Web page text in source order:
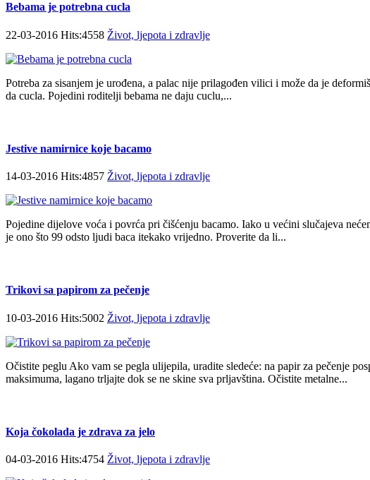
Bebama je potrebna cucla
22-03-2016 Hits:4558 Život, ljepota i zdravlje
Potreba za sisanjem je urođena, a palac nije prilagođen vilici i može da je
da cucla. Pojedini roditelji bebama ne daju cuclu,...
Jestive namirnice koje bacamo
14-03-2016 Hits:4857 Život, ljepota i zdravlje
Pojedine dijelove voća i povrća pri čišćenju bacamo. Iako u većini slučajeva
je ono što 99 odsto ljudi baca itekako vrijedno. Proverite da li...
Trikovi sa papirom za pečenje
10-03-2016 Hits:5002 Život, ljepota i zdravlje
Očistite peglu Ako vam se pegla ulijepila, uradite sledeće: na papir za pečenje
maksimuma, lagano trljajte dok se ne skine sva prljavština. Očistite metalne...
Koja čokolada je zdrava za jelo
04-03-2016 Hits:4754 Život, ljepota i zdravlje